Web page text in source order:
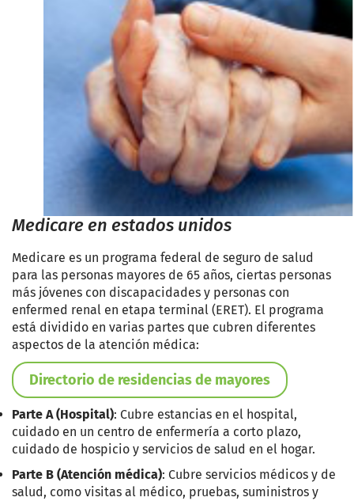
Medicare en estados unidos
Medicare es un programa federal de seguro de salud
para las personas mayores de 65 años, ciertas personas
más jóvenes con discapacidades y personas con
enfermed renal en etapa terminal (ERET). El programa
está dividido en varias partes que cubren diferentes
aspectos de la atención médica:
Directorio de residencias de mayores
Parte A (Hospital): Cubre estancias en el hospital,
cuidado en un centro de enfermería a corto plazo,
cuidado de hospicio y servicios de salud en el hogar.
Parte B (Atención médica): Cubre servicios médicos y de
salud, como visitas al médico, pruebas, suministros y